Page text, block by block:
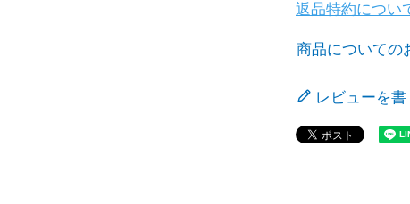
返品特約につい
商品についての
レビューを書